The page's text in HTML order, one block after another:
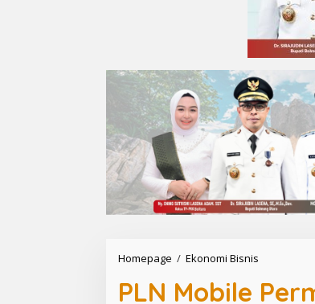
Homepage / Ekonomi Bisnis
N
PLN Mobile